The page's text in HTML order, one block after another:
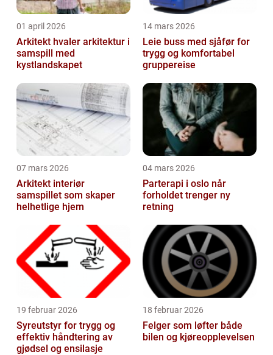
01 april 2026
Arkitekt hvaler arkitektur i
samspill med
kystlandskapet
14 mars 2026
Leie buss med sjåfør for
trygg og komfortabel
gruppereise
07 mars 2026
Arkitekt interiør
samspillet som skaper
helhetlige hjem
04 mars 2026
Parterapi i oslo når
forholdet trenger ny
retning
19 februar 2026
Syreutstyr for trygg og
effektiv håndtering av
gjødsel og ensilasje
18 februar 2026
Felger som løfter både
bilen og kjøreopplevelsen